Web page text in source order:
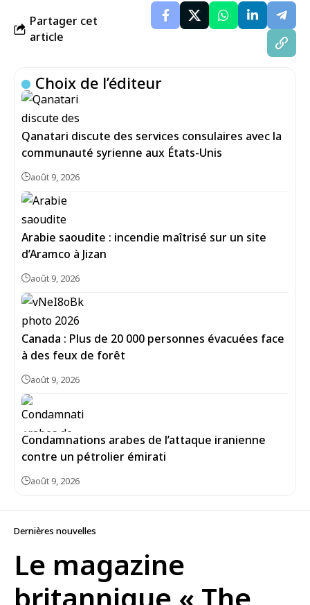
Partager cet
article
Choix de l’éditeur
Qanatari discute des services consulaires avec la
communauté syrienne aux États-Unis
août 9, 2026
Arabie saoudite : incendie maîtrisé sur un site
d’Aramco à Jizan
août 9, 2026
Canada : Plus de 20 000 personnes évacuées face
à des feux de forêt
août 9, 2026
Condamnations arabes de l’attaque iranienne
contre un pétrolier émirati
août 9, 2026
Dernières nouvelles
Le magazine